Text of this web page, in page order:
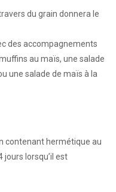
du grain donnera le
des accompagnements
au maïs, une salade
une salade de maïs à la
contenant hermétique au
jours lorsqu’il est